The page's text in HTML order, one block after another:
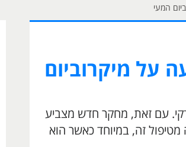
המעי
על מיקרוביום
עם זאת, מחקר חדש מצביע
זה, במיוחד כאשר הוא